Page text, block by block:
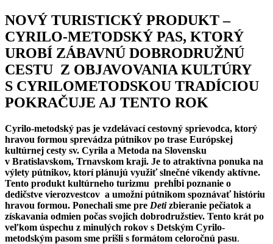
NOVÝ TURISTICKÝ PRODUKT –
CYRILO-METODSKÝ PAS, KTORÝ
UROBÍ ZÁBAVNÚ DOBRODRUŽNÚ
CESTU Z OBJAVOVANIA KULTÚRY
S CYRILOMETODSKOU TRADÍCIOU
POKRAČUJE AJ TENTO ROK
Cyrilo-metodský pas je vzdelávací cestovný sprievodca, ktorý
hravou formou sprevádza pútnikov po trase Európskej
kultúrnej cesty sv. Cyrila a Metoda na Slovensku
v Bratislavskom, Trnavskom kraji. Je to atraktívna ponuka na
výlety pútnikov, ktorí plánujú využiť slnečné víkendy aktívne.
Tento produkt kultúrneho turizmu prehĺbi poznanie o
dedičstve vierozvestcov a umožní pútnikom spoznávať históriu
hravou formou. Ponechali sme pre Detizbieranie pečiatok a
získavania odmien počas svojich dobrodružstiev. Tento krát po
veľkom úspechu z minulých rokov s Detským Cyrilo-
metodským pasom sme prišli s formátom celoročnú pasu.